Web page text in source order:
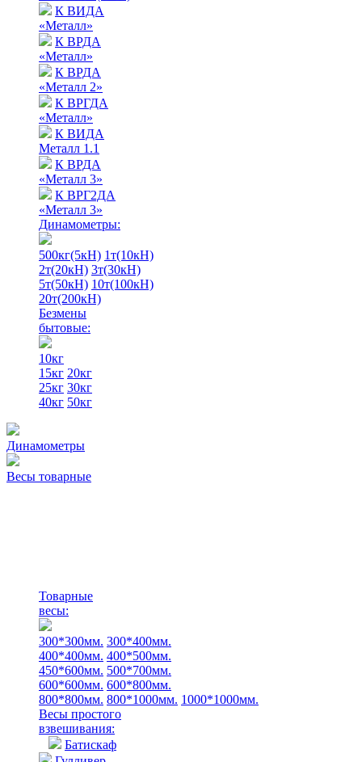
К ВИДА
«Металл»
К ВРДА
«Металл»
К ВРДА
«Металл 2»
К ВРГДА
«Металл»
К ВИДА
Металл 1.1
К ВРДА
«Металл 3»
К ВРГ2ДА
«Металл 3»
Динамометры:
500кг(5кН) 1т(10кН)
2т(20кН) 3т(30кН)
5т(50кН) 10т(100кН)
20т(200кН)
Безмены
бытовые:
10кг
15кг 20кг
25кг 30кг
40кг 50кг
Динамометры
Весы товарные
Товарные
весы:
300*300мм. 300*400мм.
400*400мм. 400*500мм.
450*600мм. 500*700мм.
600*600мм. 600*800мм.
800*800мм. 800*1000мм. 1000*1000мм.
Весы простого
взвешивания:
Батискаф